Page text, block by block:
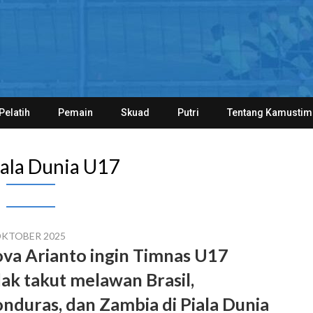
Pelatih Pemain Skuad Putri Tentang
Dunia U17
2025
Arianto ingin Timnas U17
takut melawan Brasil,
dan Zambia di Piala Dunia